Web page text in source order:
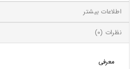
اطلاعات بیشتر
نظرات (0)
معرفی